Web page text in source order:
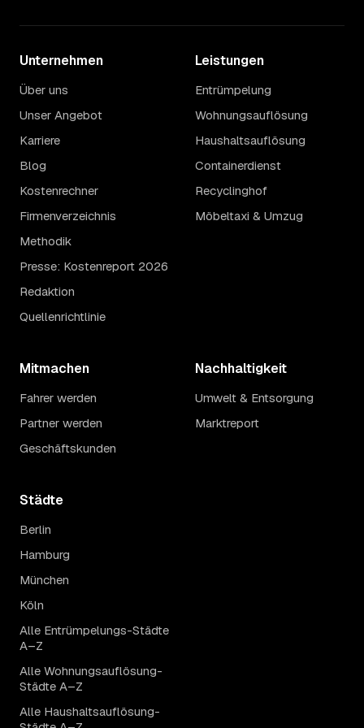
Unternehmen
Über uns
Unser Angebot
Karriere
Blog
Kostenrechner
Firmenverzeichnis
Methodik
Presse: Kostenreport 2026
Redaktion
Quellenrichtlinie
Leistungen
Entrümpelung
Wohnungsauflösung
Haushaltsauflösung
Containerdienst
Recyclinghof
Möbeltaxi & Umzug
Mitmachen
Fahrer werden
Partner werden
Geschäftskunden
Nachhaltigkeit
Umwelt & Entsorgung
Marktreport
Städte
Berlin
Hamburg
München
Köln
Alle Entrümpelungs-Städte
A–Z
Alle Wohnungsauflösung-
Städte A–Z
Alle Haushaltsauflösung-